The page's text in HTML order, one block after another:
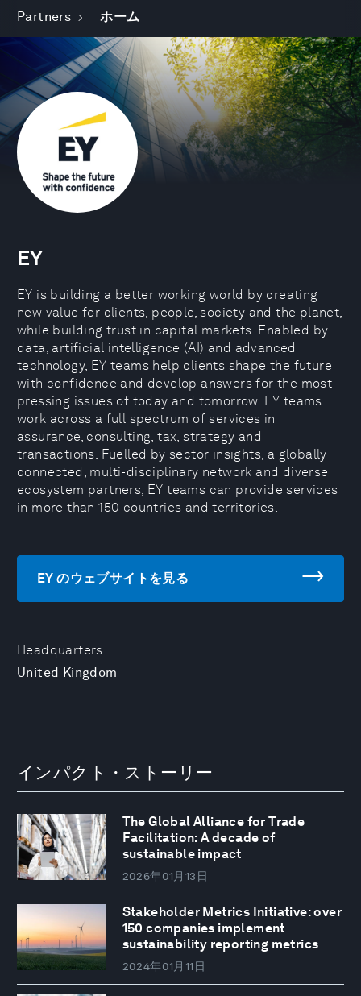
Partners ホーム
Headquarters
United Kingdom
EY
EY is building a better working world by creating
new value for clients, people, society and the planet,
while building trust in capital markets. Enabled by
data, artificial intelligence (AI) and advanced
technology, EY teams help clients shape the future
with confidence and develop answers for the most
pressing issues of today and tomorrow. EY teams
work across a full spectrum of services in
assurance, consulting, tax, strategy and
transactions. Fuelled by sector insights, a globally
connected, multi-disciplinary network and diverse
ecosystem partners, EY teams can provide services
in more than 150 countries and territories.
EY のウェブサイトを見る
インパクト・ストーリー
The Global Alliance for Trade
Facilitation: A decade of
sustainable impact
2026年01月13日
Stakeholder Metrics Initiative: over
150 companies implement
sustainability reporting metrics
2024年01月11日